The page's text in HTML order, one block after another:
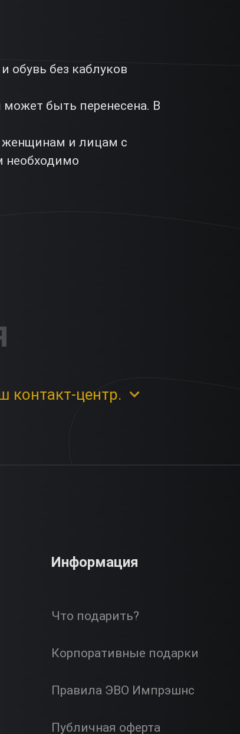
обувь без каблуков
может быть перенесена. В
женщинам и лицам с
необходимо
контакт-центр.
Информация
Что подарить?
Корпоративные подарки
Правила ЭВО Импрэшнс
Публичная оферта